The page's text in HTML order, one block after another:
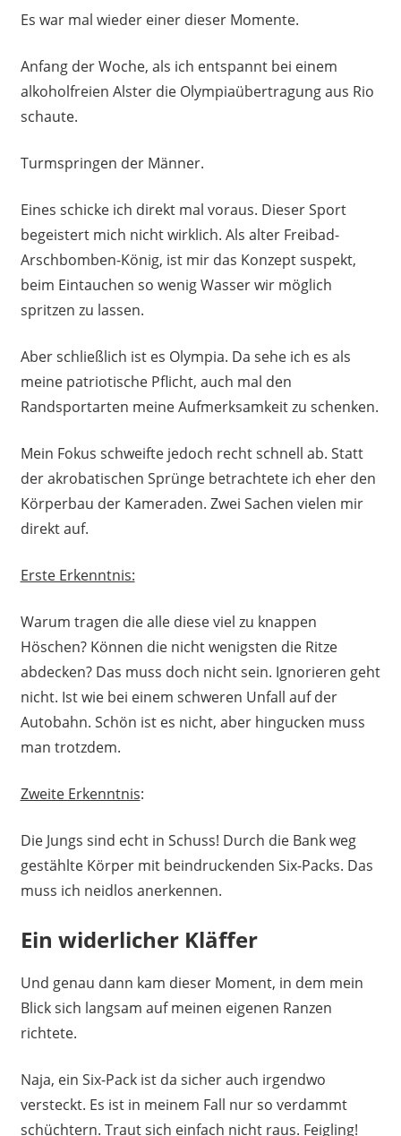
Es war mal wieder einer dieser Momente.
Anfang der Woche, als ich entspannt bei einem
alkoholfreien Alster die Olympiaübertragung aus Rio
schaute.
Turmspringen der Männer.
Eines schicke ich direkt mal voraus. Dieser Sport
begeistert mich nicht wirklich. Als alter Freibad-
Arschbomben-König, ist mir das Konzept suspekt,
beim Eintauchen so wenig Wasser wir möglich
spritzen zu lassen.
Aber schließlich ist es Olympia. Da sehe ich es als
meine patriotische Pflicht, auch mal den
Randsportarten meine Aufmerksamkeit zu schenken.
Mein Fokus schweifte jedoch recht schnell ab. Statt
der akrobatischen Sprünge betrachtete ich eher den
Körperbau der Kameraden. Zwei Sachen vielen mir
direkt auf.
Erste Erkenntnis:
Warum tragen die alle diese viel zu knappen
Höschen? Können die nicht wenigsten die Ritze
abdecken? Das muss doch nicht sein. Ignorieren geht
nicht. Ist wie bei einem schweren Unfall auf der
Autobahn. Schön ist es nicht, aber hingucken muss
man trotzdem.
Zweite Erkenntnis:
Die Jungs sind echt in Schuss! Durch die Bank weg
gestählte Körper mit beindruckenden Six-Packs. Das
muss ich neidlos anerkennen.
Ein widerlicher Kläffer
Und genau dann kam dieser Moment, in dem mein
Blick sich langsam auf meinen eigenen Ranzen
richtete.
Naja, ein Six-Pack ist da sicher auch irgendwo
versteckt. Es ist in meinem Fall nur so verdammt
schüchtern. Traut sich einfach nicht raus. Feigling!